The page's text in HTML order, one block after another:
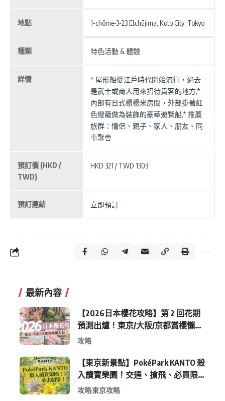
地點 1-chōme-3-23 Etchūjima, Koto City, Tokyo
種類 特色活動 & 體驗
詳情
* 屋形船從江戶時代開始流行，過去
是武士或商人用來招待貴客的地方,*
內部有日式榻榻米房間，外部掛著紅
色燈籠做為裝飾的豪華遊覽船,* 推薦
族群：情侶、親子、家人、朋友、同
事聚會
預訂價 (HKD /
TWD)
HKD 321 / TWD 1303
預訂連結 立即預訂
最新內容
【2026日本櫻花攻略】第 2 回花期
預測出爐！東京/大阪/京都賞櫻懶人
包 (附最新時間表)
攻略
【東京新景點】PokéPark KANTO 殺
入讀賣樂園！交通、搶飛、必買限
定周邊全攻略
攻略東京攻略